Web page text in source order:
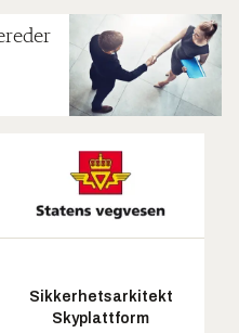
Sikkerhetsarkitekt
Skyplattform